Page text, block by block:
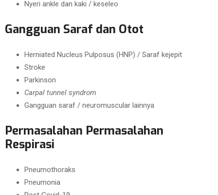
Nyeri ankle dan kaki / keseleo
Gangguan Saraf dan Otot
Herniated Nucleus Pulposus (HNP) / Saraf kejepit
Stroke
Parkinson
Carpal tunnel syndrom
Gangguan saraf / neuromuscular lainnya
Permasalahan Permasalahan
Respirasi
Pneumothoraks
Pneumonia